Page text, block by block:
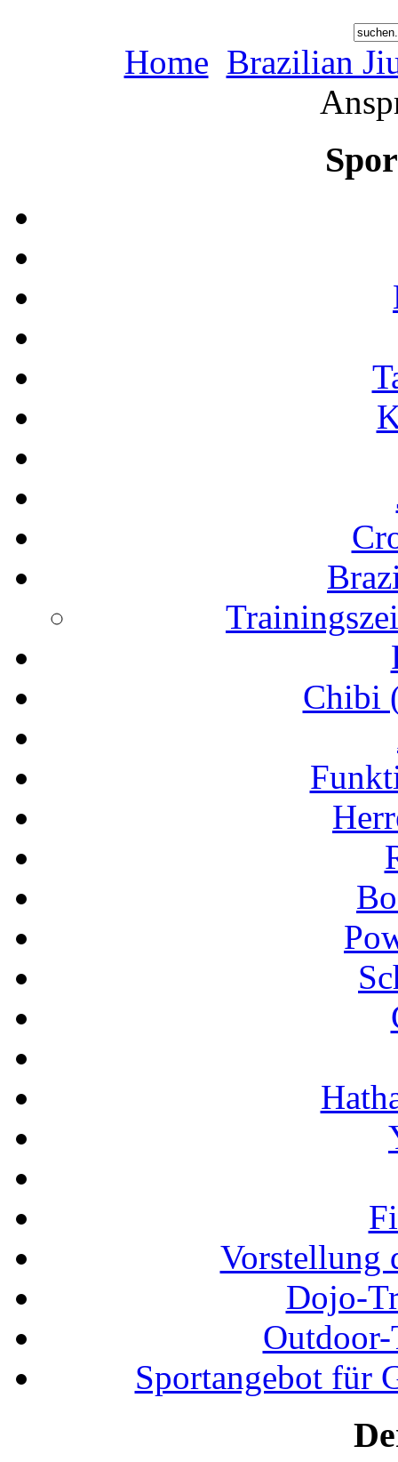
Home Brazilian
Chibi
Vorstellung
Dojo-
Sportangebot für